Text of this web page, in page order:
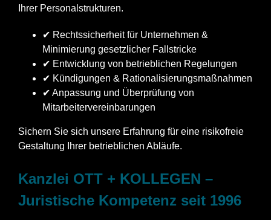
Ihrer Personalstrukturen.
✔ Rechtssicherheit für Unternehmen &
Minimierung gesetzlicher Fallstricke
✔ Entwicklung von betrieblichen Regelungen
✔ Kündigungen & Rationalisierungsmaßnahmen
✔ Anpassung und Überprüfung von
Mitarbeitervereinbarungen
Sichern Sie sich unsere Erfahrung für eine risikofreie
Gestaltung Ihrer betrieblichen Abläufe.
Kanzlei OTT + KOLLEGEN –
Juristische Kompetenz seit 1996